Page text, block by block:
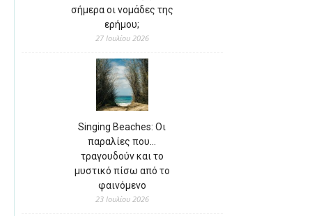
σήμερα οι νομάδες της
ερήμου;
27 Ιουλίου 2026
Singing Beaches: Οι
παραλίες που…
τραγουδούν και το
μυστικό πίσω από το
φαινόμενο
23 Ιουλίου 2026